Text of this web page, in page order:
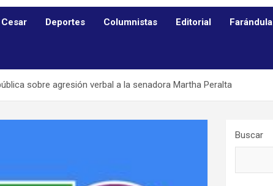
Deportes Columnistas Editorial Farándula
sobre agresión verbal a la senadora Martha Peralta
Buscar